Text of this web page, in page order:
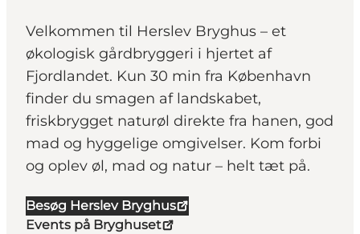
Velkommen til Herslev Bryghus – et
økologisk gårdbryggeri i hjertet af
Fjordlandet. Kun 30 min fra København
finder du smagen af landskabet,
friskbrygget naturøl direkte fra hanen, god
mad og hyggelige omgivelser. Kom forbi
og oplev øl, mad og natur – helt tæt på.
Besøg Herslev Bryghus
Events på Bryghuset